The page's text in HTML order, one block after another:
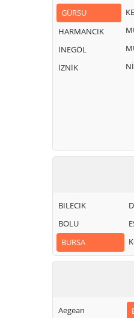
GÜRSU
HARMANCIK
İNEGÖL
İZNİK
BILECIK
BOLU
BURSA
Aegean